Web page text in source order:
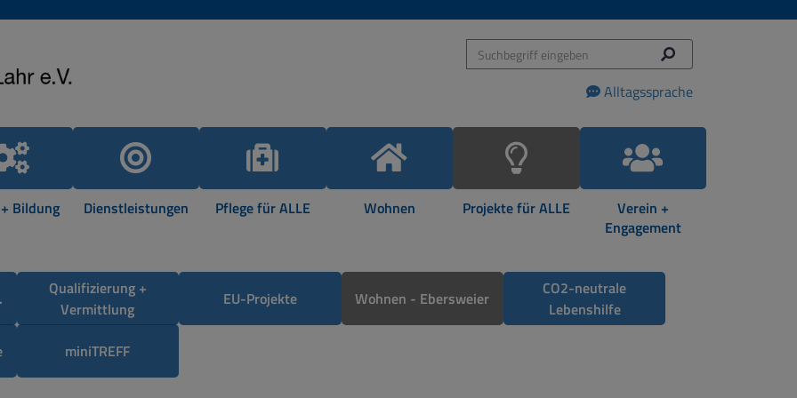
Alltagssprache
Bildung Dienstleistungen Pflege für ALLE Wohnen Projekte für ALLE
Verein +
Engagement
Qualifizierung +
Vermittlung
EU-Projekte Wohnen - Ebersweier
CO2-neutrale
Lebenshilfe
miniTREFF